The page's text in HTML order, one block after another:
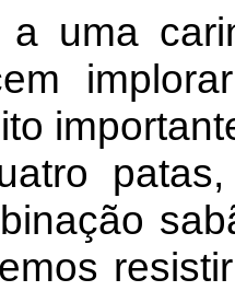
a uma